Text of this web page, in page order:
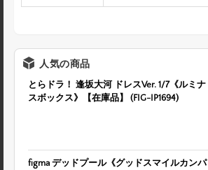
人気の商品
とらドラ！ 逢坂大河 ドレスVer. 1/7《ルミナ
スボックス》【在庫品】 (FIG-IP1694)
figma デッドプール《グッドスマイルカンパ